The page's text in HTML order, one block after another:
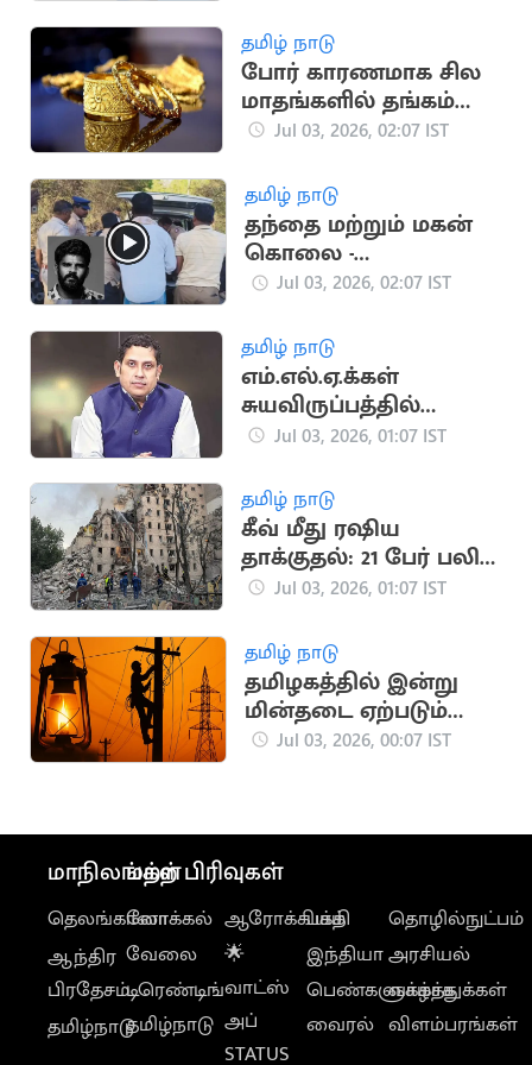
தமிழ் நாடு
போர் காரணமாக சில
மாதங்களில் தங்கம்
விலை ரூ.16,500
Jul 03, 2026, 02:07 IST
தமிழ் நாடு
தந்தை மற்றும் மகன்
கொலை -
குற்றவாளிகளை கைது
தீவிரம்
Jul 03, 2026, 02:07 IST
தமிழ் நாடு
எம்.எல்.ஏ.க்கள்
சுயவிருப்பத்தில்
செல்வது குதிரை
சக்கரவர்த்தி
Jul 03, 2026, 01:07 IST
தமிழ் நாடு
கீவ் மீது ரஷிய
தாக்குதல்: 21 பேர் பலி,
90 பேர் காயம்
Jul 03, 2026, 01:07 IST
தமிழ் நாடு
தமிழகத்தில் இன்று
மின்தடை ஏற்படும்
பகுதிகள் இவைதான்
Jul 03, 2026, 00:07 IST
மாநிலங்கள்
தெலங்கானா
ஆந்திர
பிரதேசம்
தமிழ்நாடு
மற்ற பிரிவுகள்
லோக்கல்
வேலை
டிரெண்டிங்
தமிழ்நாடு
ஆரோக்கியம்
🌟
வாட்ஸ்
அப்
STATUS
பக்தி
இந்தியா
பெண்களுக்காக
வைரல்
தொழில்நுட்பம்
அரசியல்
வாழ்த்துக்கள்
விளம்பரங்கள்